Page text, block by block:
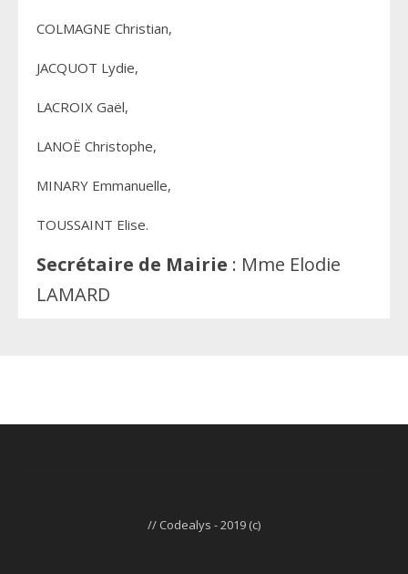
COLMAGNE Christian,
JACQUOT Lydie,
LACROIX Gaël,
LANOË Christophe,
MINARY Emmanuelle,
TOUSSAINT Elise.
Secrétaire de Mairie : Mme Elodie
LAMARD
// Codealys - 2019 (c)